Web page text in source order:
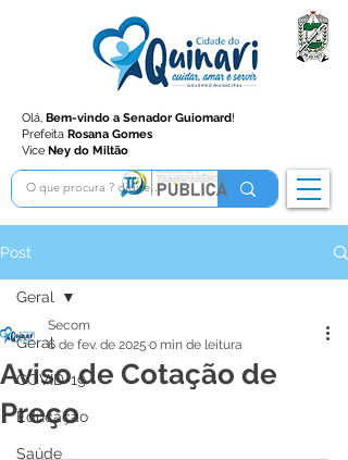
Olá, Bem-vindo a Senador Guiomard!
Prefeita Rosana Gomes
Vice Ney do Miltão
Post
Geral
COVID-19
Educação
Saúde
Geral
Aviso de Cotação de
Preço
Secom
6 de fev. de 2025 0 min de leitura